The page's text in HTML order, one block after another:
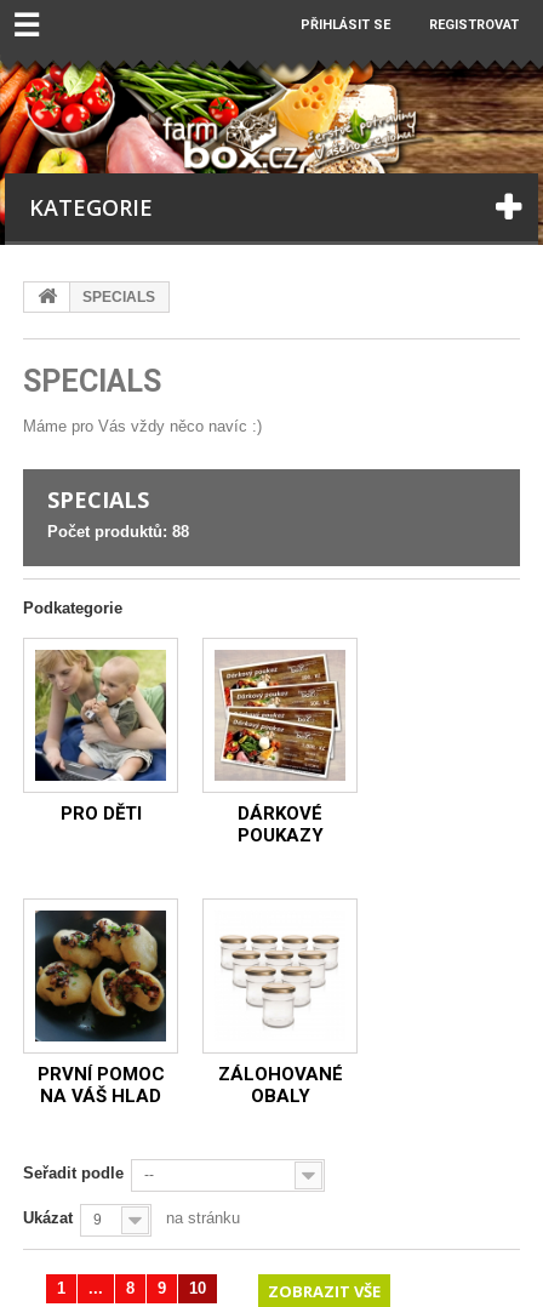
☰ PŘIHLÁSIT SE REGISTROVAT
KATEGORIE
SPECIALS
SPECIALS
Máme pro Vás vždy něco navíc :)
SPECIALS
Počet produktů: 88
Podkategorie
PRO DĚTI
DÁRKOVÉ
POUKAZY
PRVNÍ POMOC
NA VÁŠ HLAD
ZÁLOHOVANÉ
OBALY
Seřadit podle --
Ukázat 9 na stránku
ZOBRAZIT VŠE
1 ... 8 9 10